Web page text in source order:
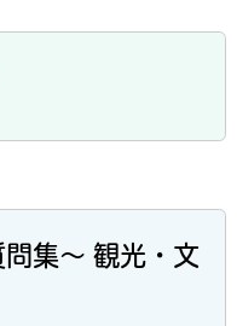
集～ 観光・文